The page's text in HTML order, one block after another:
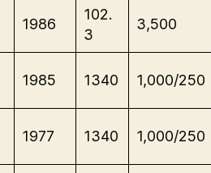
1986
102.
3
3,500
1985 1340 1,000/250
1977 1340 1,000/250